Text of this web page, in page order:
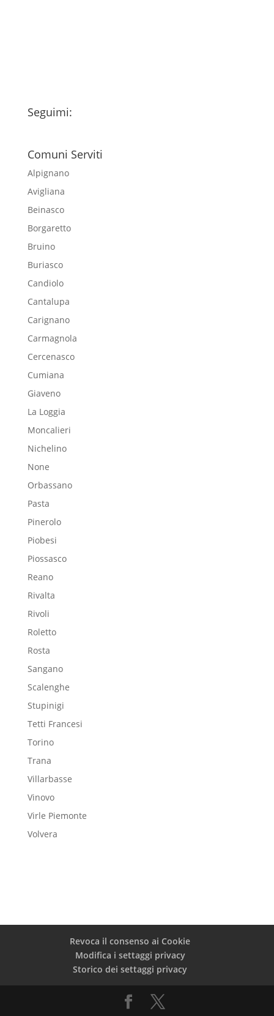
Seguimi:
Comuni Serviti
Alpignano
Avigliana
Beinasco
Borgaretto
Bruino
Buriasco
Candiolo
Cantalupa
Carignano
Carmagnola
Cercenasco
Cumiana
Giaveno
La Loggia
Moncalieri
Nichelino
None
Orbassano
Pasta
Pinerolo
Piobesi
Piossasco
Reano
Rivalta
Rivoli
Roletto
Rosta
Sangano
Scalenghe
Stupinigi
Tetti Francesi
Torino
Trana
Villarbasse
Vinovo
Virle Piemonte
Volvera
Revoca il consenso ai Cookie
Modifica i settaggi privacy
Storico dei settaggi privacy